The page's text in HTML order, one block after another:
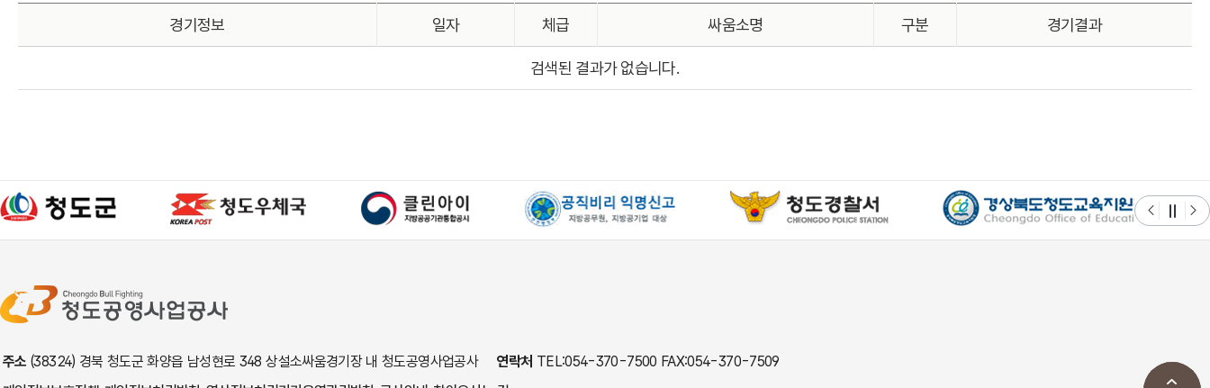
경기정보 일자 체급 싸움소명 구분 경기결과
검색된 결과가 없습니다.
주소 (38324) 경북 청도군 화양읍 남성현로 348 상설소싸움경기장 내 청도공영사업공사 연락처 TEL:054-370-7500 FAX:054-370-7509